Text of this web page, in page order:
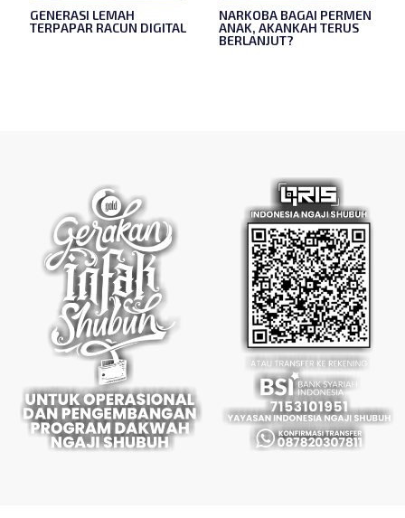
GENERASI LEMAH
TERPAPAR RACUN DIGITAL
NARKOBA BAGAI PERMEN
ANAK, AKANKAH TERUS
BERLANJUT?